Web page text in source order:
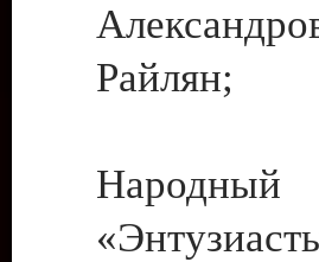
Райлян;
Народный